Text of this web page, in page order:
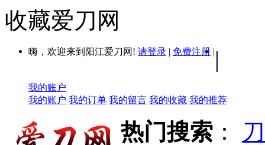
收藏爱刀网
嗨，欢迎来到阳江爱刀网! 请登录 | 免费注册 | |
我的账户
我的账户 我的订单 我的留言 我的收藏 我的推荐
热门搜索 ：